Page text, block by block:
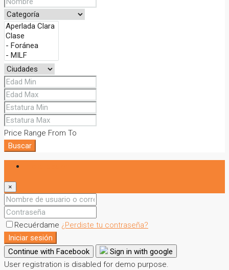
Price Range From To
Buscar
×
Recuérdame ¿Perdiste tu contraseña?
Iniciar sesión
Continue with Facebook
Sign in with google
User registration is disabled for demo purpose.